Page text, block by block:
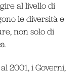
al livello di
le diversità e
non solo di
2001, i Governi,